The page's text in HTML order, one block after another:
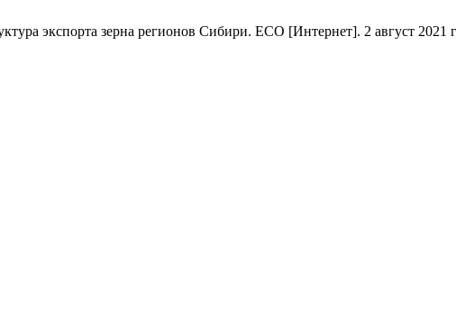
экспорта зерна регионов Сибири. ECO [Интернет]. 2 август 2021